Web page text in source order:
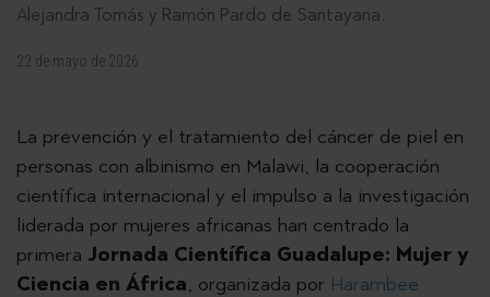
Alejandra Tomás y Ramón Pardo de Santayana.
22 de mayo de 2026
La prevención y el tratamiento del cáncer de piel en
personas con albinismo en Malawi, la cooperación
científica internacional y el impulso a la investigación
liderada por mujeres africanas han centrado la
primera Jornada Científica Guadalupe: Mujer y
Ciencia en África, organizada por Harambee